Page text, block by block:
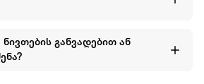
განვადებით ან